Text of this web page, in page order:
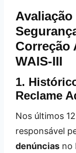
Correção
WAIS‑III
1.
Reclame
Nos últimos
responsável
denúncias no